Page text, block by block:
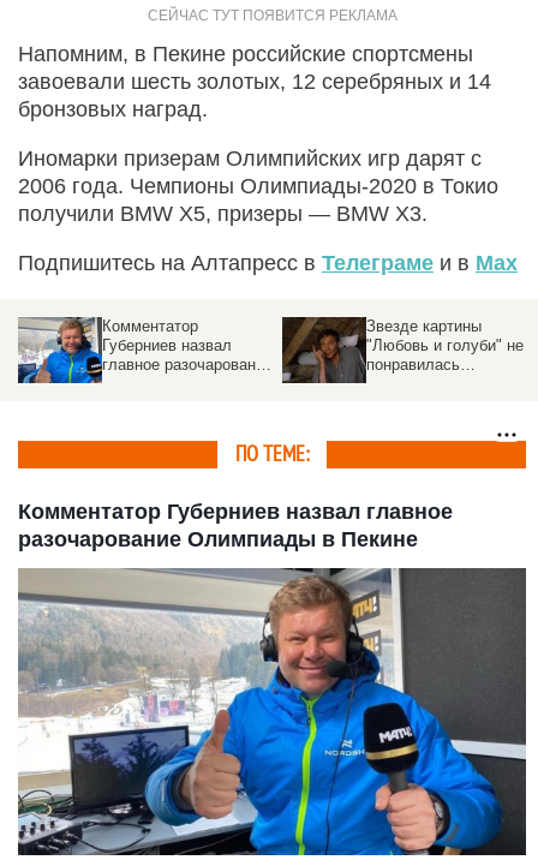
Напомним, в Пекине российские спортсмены
завоевали шесть золотых, 12 серебряных и 14
бронзовых наград.
Иномарки призерам Олимпийских игр дарят с
2006 года. Чемпионы Олимпиады-2020 в Токио
получили BMW X5, призеры — BMW X3.
Подпишитесь на Алтапресс в Телеграме и в Max
Комментатор
Губерниев назвал
главное разочарование
Звезде картины
"Любовь и голуби" не
понравилась
ПО ТЕМЕ:
Комментатор Губерниев назвал главное
разочарование Олимпиады в Пекине